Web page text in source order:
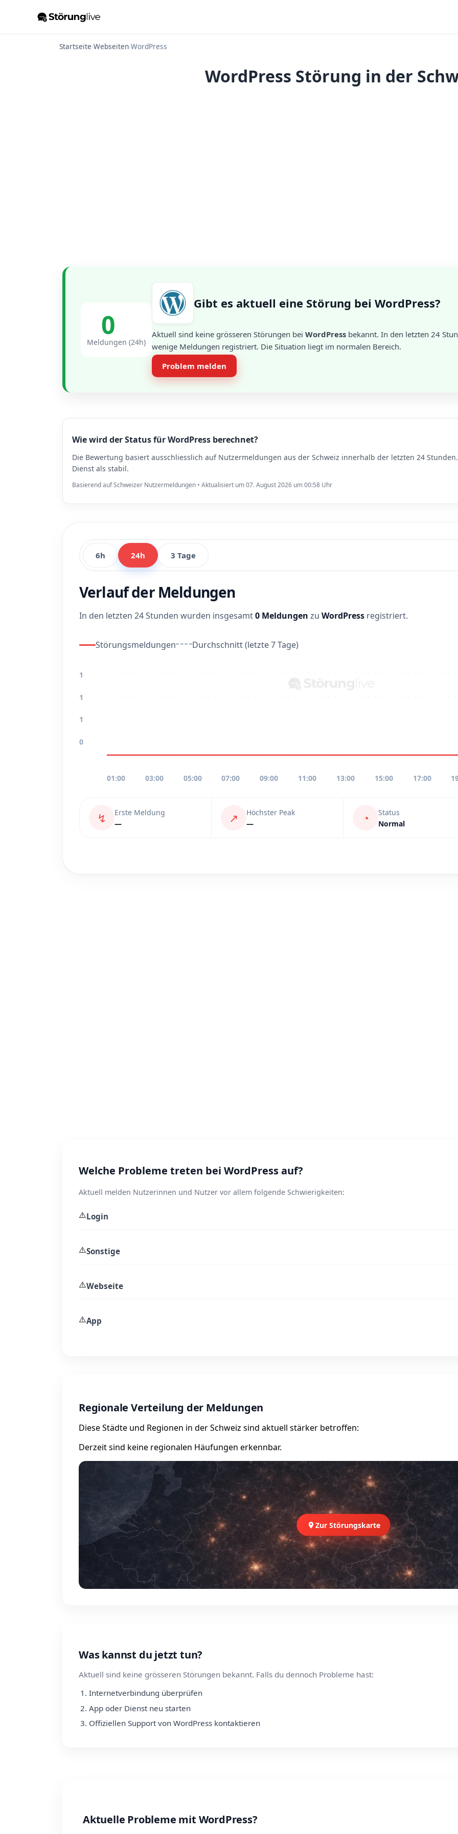
Startseite›Webseiten›WordPress
WordPress Störung in der
0
Meldungen (24h)
Gibt es aktuell eine Störung bei WordPress?
Aktuell sind keine grösseren Störungen bei WordPress bekannt. In den letzten 24
wenige Meldungen registriert. Die Situation liegt im normalen Bereich.
Problem melden
Wie wird der Status für WordPress berechnet?
Die Bewertung basiert ausschliesslich auf Nutzermeldungen aus der Schweiz innerhalb der letzten 24
Dienst als stabil.
Basierend auf Schweizer Nutzermeldungen • Aktualisiert um 07. August 2026 um 00:58 Uhr
6h 24h 3 Tage
Verlauf der Meldungen
In den letzten 24 Stunden wurden insgesamt0 Meldungen zu WordPress registriert.
Störungsmeldungen Durchschnitt (letzte 7 Tage)
1
1
1
0
01:00 03:00 05:00 07:00 09:00 11:00 13:00 15:00 17:00
↯
Erste Meldung
—
↗
Höchster Peak
—
◔
Status
Normal
Welche Probleme treten bei WordPress auf?
Aktuell melden Nutzerinnen und Nutzer vor allem folgende Schwierigkeiten:
⚠️Login
⚠️Sonstige
⚠️Webseite
⚠️App
Regionale Verteilung der Meldungen
Diese Städte und Regionen in der Schweiz sind aktuell stärker betroffen:
Derzeit sind keine regionalen Häufungen erkennbar.
Zur Störungskarte
Was kannst du jetzt tun?
Aktuell sind keine grösseren Störungen bekannt. Falls du dennoch Probleme hast:
Internetverbindung überprüfen
App oder Dienst neu starten
Offiziellen Support von WordPress kontaktieren
Aktuelle Probleme mit WordPress?